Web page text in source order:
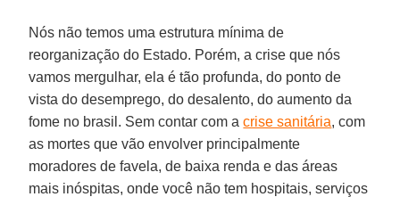
Nós não temos uma estrutura mínima de
reorganização do Estado. Porém, a crise que nós
vamos mergulhar, ela é tão profunda, do ponto de
vista do desemprego, do desalento, do aumento da
fome no brasil. Sem contar com acrise sanitária, com
as mortes que vão envolver principalmente
moradores de favela, de baixa renda e das áreas
mais inóspitas, onde você não tem hospitais, serviços